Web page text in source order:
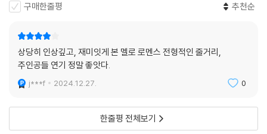
구매한줄평 추천순
상당히 인상깊고, 재미잇게 본 멜로 로멘스 전형적인 줄거리,
주인공들 연기 정말 좋앗다.
j***f 2024.12.27. 0
한줄평 전체보기